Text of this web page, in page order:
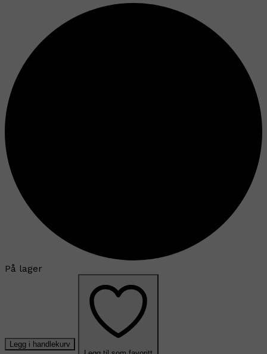
På lager
Legg i handlekurv